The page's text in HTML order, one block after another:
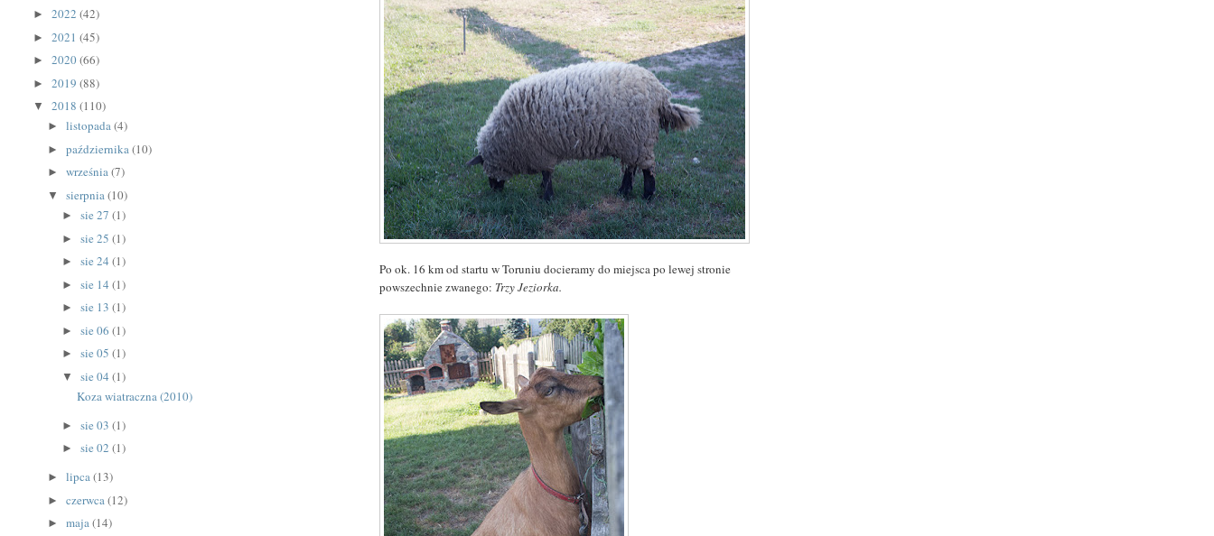
Po ok. 16 km od startu w Toruniu docieramy do miejsca po lewej stronie
powszechnie zwanego: Trzy Jeziorka.
►2022(42)
►2021(45)
►2020(66)
►2019(88)
▼2018(110)
►listopada(4)
►października(10)
►września(7)
▼sierpnia(10)
► sie 27 (1)
► sie 25 (1)
► sie 24 (1)
► sie 14 (1)
► sie 13 (1)
► sie 06 (1)
► sie 05 (1)
▼ sie 04 (1)
Koza wiatraczna (2010)
► sie 03 (1)
► sie 02 (1)
►lipca(13)
►czerwca(12)
►maja(14)